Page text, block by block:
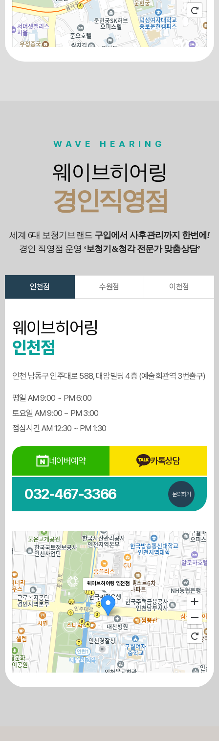
WAVE HEARING
웨이브히어링
경인직영점
세계 6대 보청기브랜드 구입에서 사후관리까지 한번에 !
경인 직영점 운영 ‘보청기&청각 전문가 맞춤상담’
인천점 수원점 이천점
웨이브히어링
인천점
인천 남동구 인주대로 588, 대암빌딩 4층 (예술회관역 3번출구)
평일 AM 9:00 ~ PM 6:00
토요일 AM 9:00 ~ PM 3:00
점심시간 AM 12:30 ~ PM 1:30
네이버예약 카톡상담
032-467-3366 문의하기
웨이브히어링 인천점